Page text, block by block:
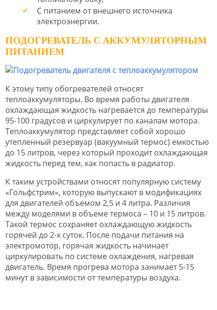
С питанием от внешнего источника
электроэнергии.
ПОДОГРЕВАТЕЛЬ С АККУМУЛЯТОРНЫМ
ПИТАНИЕМ
К этому типу обогревателей относят
теплоаккумуляторы. Во время работы двигателя
охлаждающая жидкость нагревается до температуры
95-100 градусов и циркулирует по каналам мотора.
Теплоаккумулятор представляет собой хорошо
утепленный резервуар (вакуумный термос) емкостью
до 15 литров, через который проходит охлаждающая
жидкость перед тем, как попасть в радиатор.
К таким устройствами относят популярную систему
«Гольфстрим», которую выпускают в модификациях
для двигателей объемом 2,5 и 4 литра. Различия
между моделями в объеме термоса – 10 и 15 литров.
Такой термос сохраняет охлаждающую жидкость
горячей до 2-х суток. После подачи питания на
электромотор, горячая жидкость начинает
циркулировать по системе охлаждения, нагревая
двигатель. Время прогрева мотора занимает 5-15
минут в зависимости от температуры воздуха.